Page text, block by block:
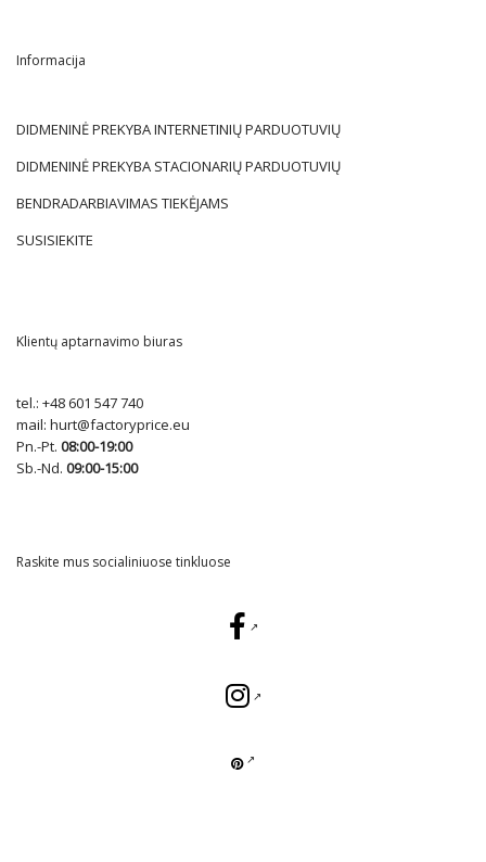
Informacija
DIDMENINĖ PREKYBA INTERNETINIŲ PARDUOTUVIŲ
DIDMENINĖ PREKYBA STACIONARIŲ PARDUOTUVIŲ
BENDRADARBIAVIMAS TIEKĖJAMS
SUSISIEKITE
Klientų aptarnavimo biuras
tel.: +48 601 547 740
mail: hurt@factoryprice.eu
Pn.-Pt. 08:00-19:00
Sb.-Nd. 09:00-15:00
Raskite mus socialiniuose tinkluose